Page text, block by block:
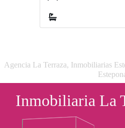
Agencia La Terraza, Inmobiliarias
Inmobiliaria La